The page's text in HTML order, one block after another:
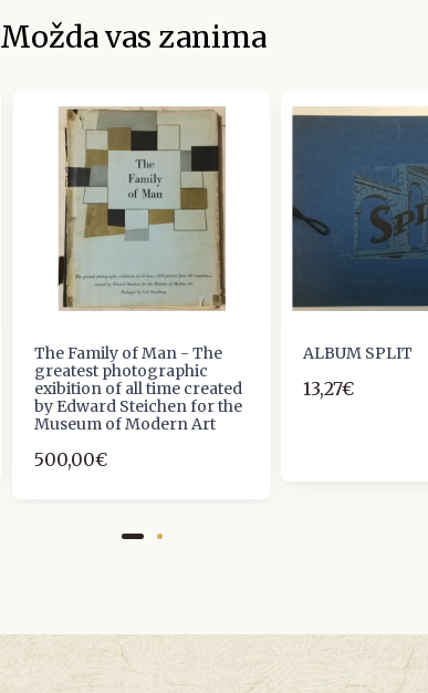
Možda vas zanima
The Family of Man - The
greatest photographic
exibition of all time created
by Edward Steichen for the
Museum of Modern Art
500,00€
ALBUM SPLIT
13,27€